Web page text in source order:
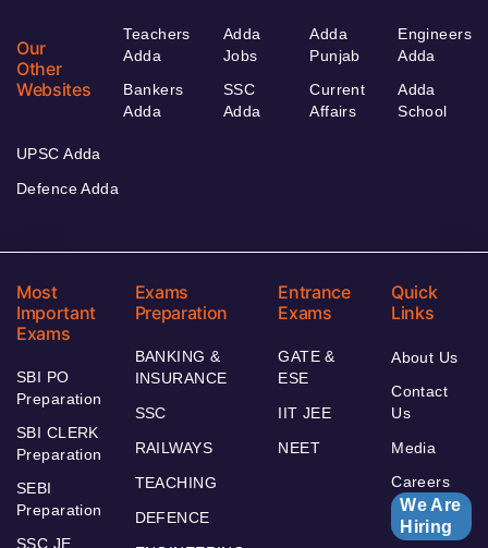
Our
Other
Websites
Teachers
Adda
Bankers
Adda
Adda
Jobs
SSC
Adda
Adda
Punjab
Current
Affairs
Engineers
Adda
Adda
School
UPSC Adda
Defence Adda
Most
Important
Exams
SBI PO
Preparation
SBI CLERK
Preparation
SEBI
Preparation
SSC JE
Exams
Preparation
BANKING &
INSURANCE
SSC
RAILWAYS
TEACHING
DEFENCE
Entrance
Exams
GATE &
ESE
IIT JEE
NEET
Quick
Links
About Us
Contact
Us
Media
Careers
We Are
Hiring